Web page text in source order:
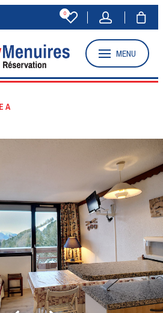
0
MENU
A